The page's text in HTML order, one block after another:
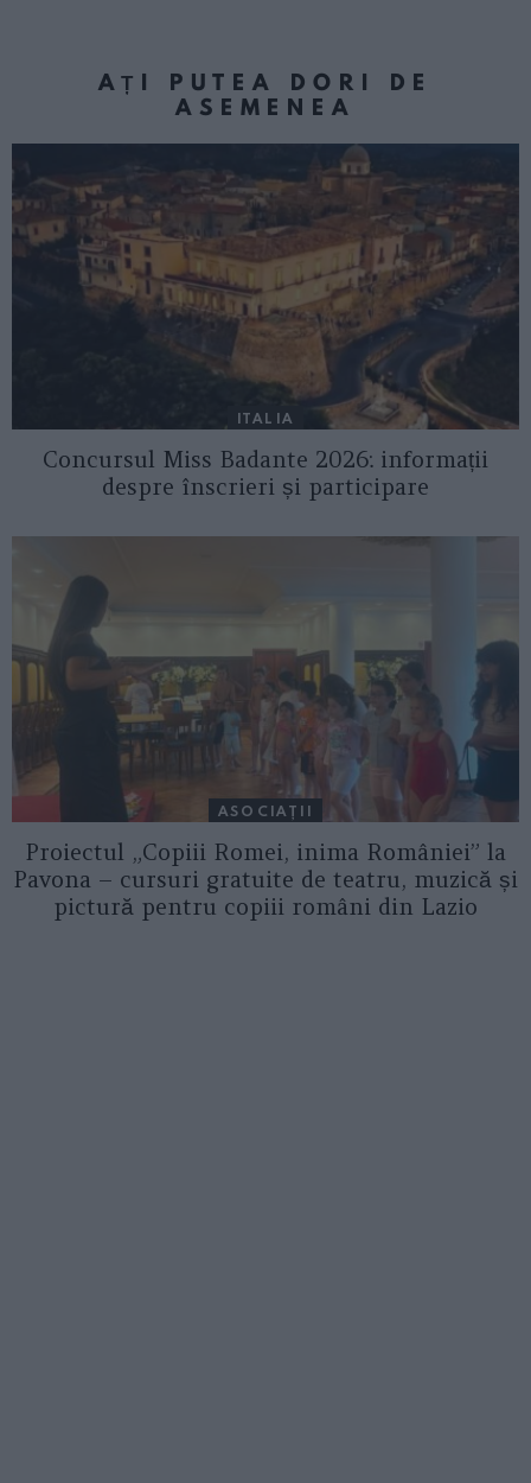
AȚI PUTEA DORI DE
ASEMENEA
ITALIA
Concursul Miss Badante 2026: informații
despre înscrieri și participare
ASOCIAŢII
Proiectul „Copiii Romei, inima României” la
Pavona – cursuri gratuite de teatru, muzică și
pictură pentru copiii români din Lazio